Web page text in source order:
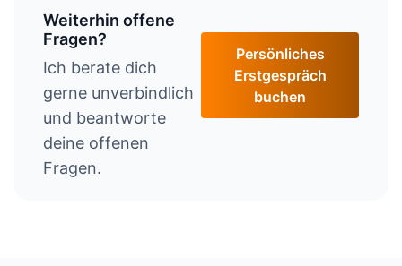
Weiterhin offene
Fragen?
Ich berate dich
gerne unverbindlich
und beantworte
deine offenen
Fragen.
Persönliches
Erstgespräch
buchen